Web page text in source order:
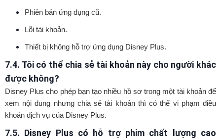
Phiên bản ứng dụng cũ.
Lỗi tài khoản.
Thiết bị không hỗ trợ ứng dụng Disney Plus.
7.4. Tôi có thể chia sẻ tài khoản này cho người khác
được không?
Disney Plus cho phép bạn tạo nhiều hồ sơ trong một tài khoản để
xem nội dung nhưng chia sẻ tài khoản thì có thể vi phạm điều
khoản dịch vụ của Disney Plus.
7.5. Disney Plus có hỗ trợ phim chất lượng cao